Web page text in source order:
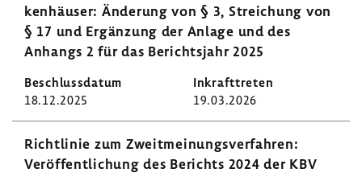
ken­häuser: Ände­rung von § 3, Strei­chung von
§ 17 und Ergän­zung der Anlage und des
Anhangs 2 für das Berichts­jahr 2025
18.12.2025 19.03.2026
Richt­linie zum Zweit­mei­nungs­ver­fahren:
Veröf­fent­li­chung des Berichts 2024 der KBV